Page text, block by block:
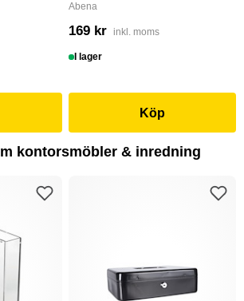
Abena
169 kr inkl. moms
I lager
Köp
kontorsmöbler & inredning